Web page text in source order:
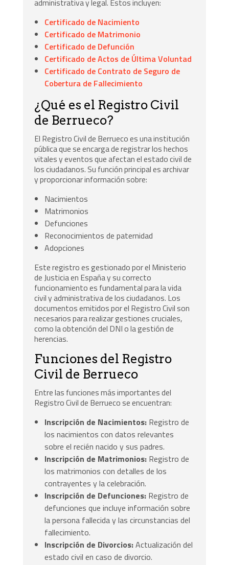
administrativa y legal. Estos incluyen:
Certificado de Nacimiento
Certificado de Matrimonio
Certificado de Defunción
Certificado de Actos de Última Voluntad
Certificado de Contrato de Seguro de
Cobertura de Fallecimiento
¿Qué es el Registro Civil
de Berrueco?
El Registro Civil de Berrueco es una institución
pública que se encarga de registrar los hechos
vitales y eventos que afectan el estado civil de
los ciudadanos. Su función principal es archivar
y proporcionar información sobre:
Nacimientos
Matrimonios
Defunciones
Reconocimientos de paternidad
Adopciones
Este registro es gestionado por el Ministerio
de Justicia en España y su correcto
funcionamiento es fundamental para la vida
civil y administrativa de los ciudadanos. Los
documentos emitidos por el Registro Civil son
necesarios para realizar gestiones cruciales,
como la obtención del DNI o la gestión de
herencias.
Funciones del Registro
Civil de Berrueco
Entre las funciones más importantes del
Registro Civil de Berrueco se encuentran:
Inscripción de Nacimientos: Registro de
los nacimientos con datos relevantes
sobre el recién nacido y sus padres.
Inscripción de Matrimonios: Registro de
los matrimonios con detalles de los
contrayentes y la celebración.
Inscripción de Defunciones: Registro de
defunciones que incluye información sobre
la persona fallecida y las circunstancias del
fallecimiento.
Inscripción de Divorcios:Actualización del
estado civil en caso de divorcio.